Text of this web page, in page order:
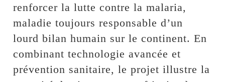
renforcer la lutte contre la malaria,
maladie toujours responsable d’un
lourd bilan humain sur le continent. En
combinant technologie avancée et
prévention sanitaire, le projet illustre la